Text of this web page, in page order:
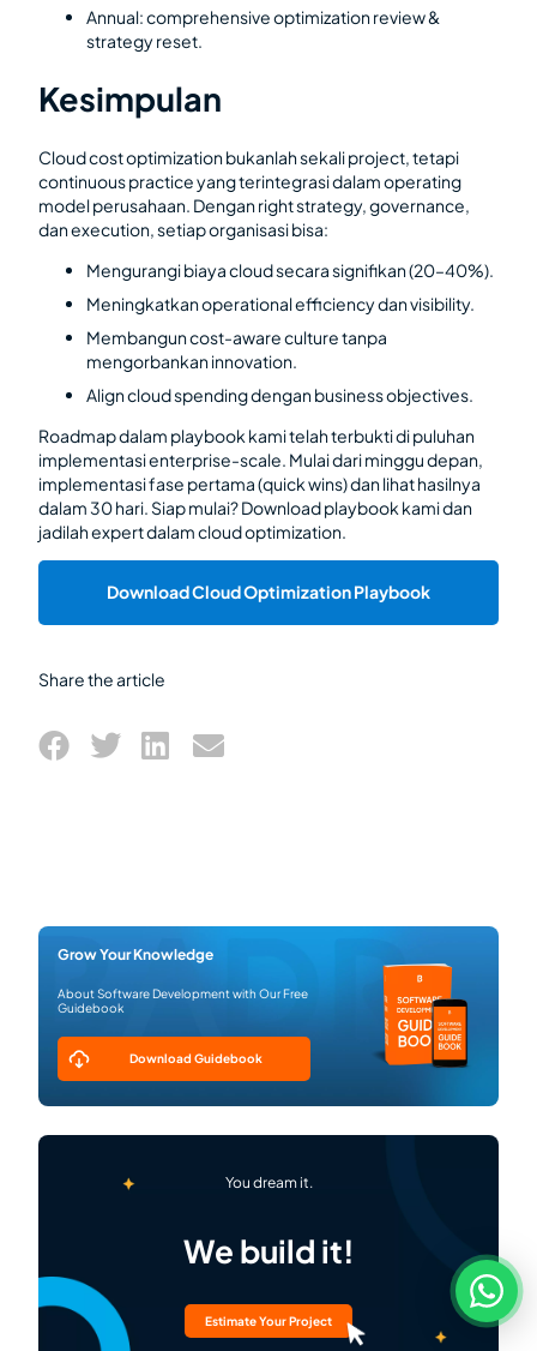
Annual: comprehensive optimization review &
strategy reset.
Kesimpulan
Cloud cost optimization bukanlah sekali project, tetapi
continuous practice yang terintegrasi dalam operating
model perusahaan. Dengan right strategy, governance,
dan execution, setiap organisasi bisa:
Mengurangi biaya cloud secara signifikan (20–40%).
Meningkatkan operational efficiency dan visibility.
Membangun cost-aware culture tanpa
mengorbankan innovation.
Align cloud spending dengan business objectives.
Roadmap dalam playbook kami telah terbukti di puluhan
implementasi enterprise-scale. Mulai dari minggu depan,
implementasi fase pertama (quick wins) dan lihat hasilnya
dalam 30 hari. Siap mulai? Download playbook kami dan
jadilah expert dalam cloud optimization.
Download Cloud Optimization Playbook
Share the article
Grow Your Knowledge
About Software Development with Our Free
Guidebook
Download Guidebook
You dream it.
We build it!
Estimate Your Project